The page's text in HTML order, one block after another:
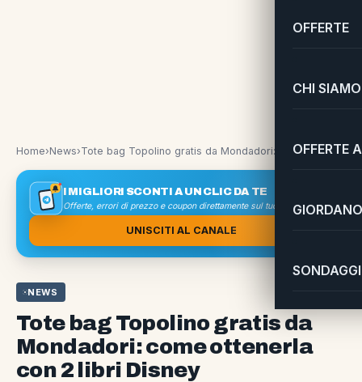
OFFERTE
CHI SIAMO
OFFERTE
Home›News› Tote bag Topolino gratis da Mondadori: come ottenerla con 2 libri Disney
I MIGLIORI SCONTI A UN CLIC DA TE
Offerte, errori di prezzo e coupon direttamente sul tuo smartphone
UNISCITI AL CANALE
NEWS
Tote bag Topolino gratis da
Mondadori: come ottenerla
con 2 libri Disney